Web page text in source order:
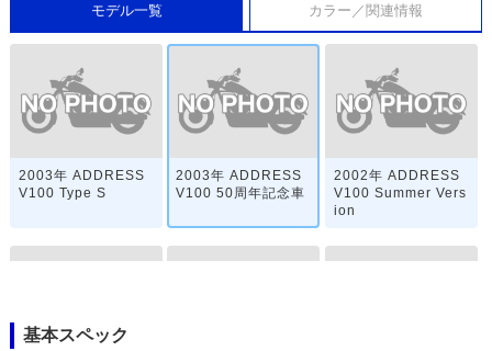
モデル一覧 カラー／関連情報
2003年 ADDRESS
V100 Type S
2003年 ADDRESS
V100 50周年記念車
2002年 ADDRESS
V100 Summer Vers
ion
基本スペック